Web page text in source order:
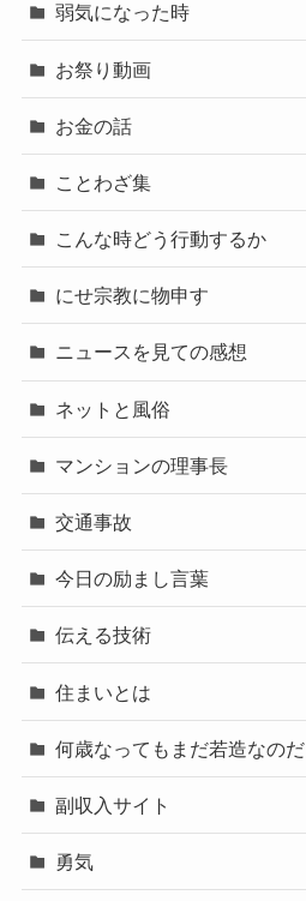
弱気になった時
お祭り動画
お金の話
ことわざ集
こんな時どう行動するか
にせ宗教に物申す
ニュースを見ての感想
ネットと風俗
マンションの理事長
交通事故
今日の励まし言葉
伝える技術
住まいとは
何歳なってもまだ若造なのだ
副収入サイト
勇気